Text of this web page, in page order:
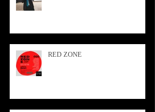
RED ZONE